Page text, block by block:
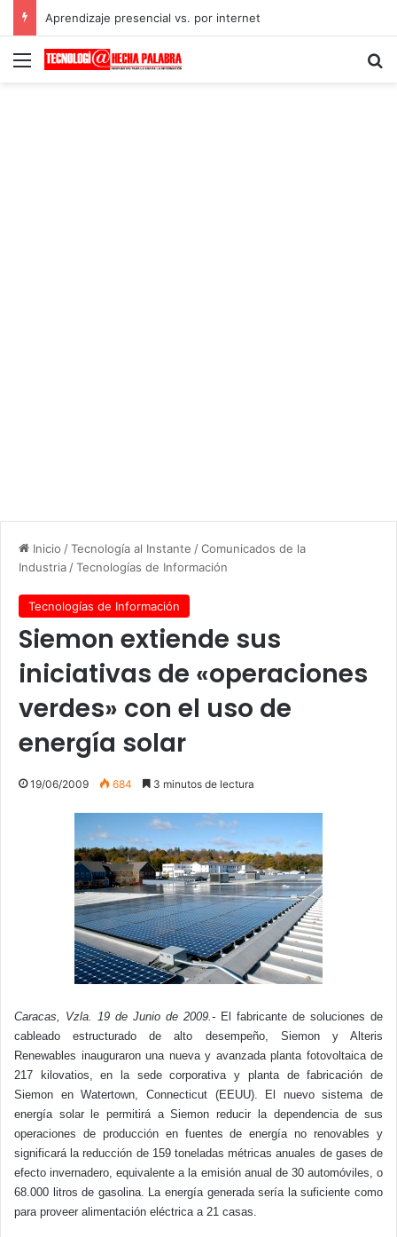
Aprendizaje presencial vs. por internet
Menú
Inicio /Tecnología al Instante /Comunicados de la
Industria /Tecnologías de Información
Tecnologías de Información
Siemon extiende sus
iniciativas de «operaciones
verdes» con el uso de
energía solar
19/06/2009 684 3 minutos de lectura
Caracas, Vzla. 19 de Junio de 2009.- El fabricante de soluciones de
cableado estructurado de alto desempeño, Siemon y Alteris
Renewables inauguraron una nueva y avanzada planta fotovoltaica de
217 kilovatios, en la sede corporativa y planta de fabricación de
Siemon en Watertown, Connecticut (EEUU). El nuevo sistema de
energía solar le permitirá a Siemon reducir la dependencia de sus
operaciones de producción en fuentes de energía no renovables y
significará la reducción de 159 toneladas métricas anuales de gases de
efecto invernadero, equivalente a la emisión anual de 30 automóviles, o
68.000 litros de gasolina. La energía generada sería la suficiente como
para proveer alimentación eléctrica a 21 casas.